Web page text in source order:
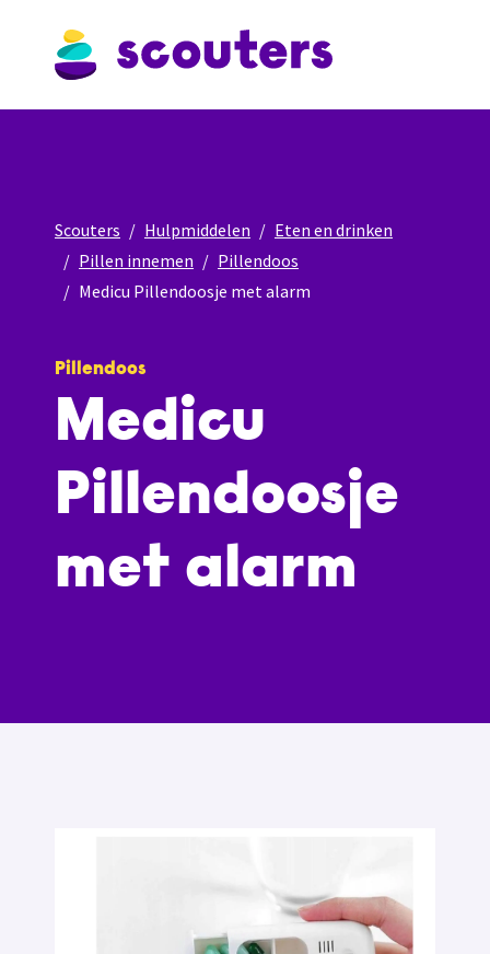
Scouters Hulpmiddelen
Eten en drinken
Pillen innemen
Pillendoos
Medicu Pillendoosje met alarm
Pillendoos
Medicu
Pillendoosje
met alarm